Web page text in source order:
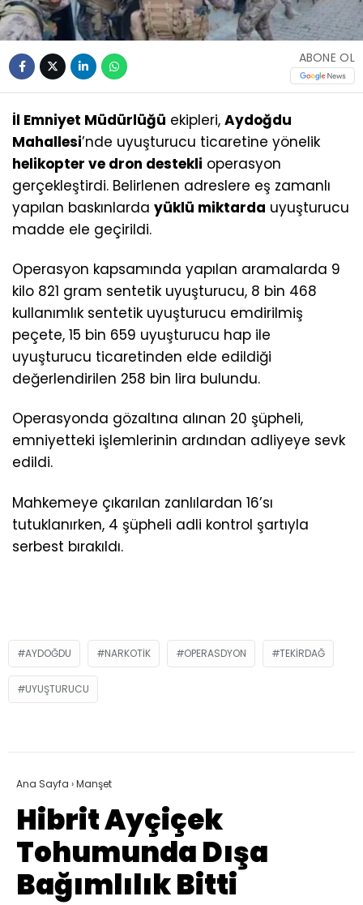
ABONE OL
İl Emniyet Müdürlüğü ekipleri, Aydoğdu
Mahallesi’nde uyuşturucu ticaretine yönelik
helikopter ve dron destekli operasyon
gerçekleştirdi. Belirlenen adreslere eş zamanlı
yapılan baskınlarda yüklü miktarda uyuşturucu
madde ele geçirildi.
Operasyon kapsamında yapılan aramalarda 9
kilo 821 gram sentetik uyuşturucu, 8 bin 468
kullanımlık sentetik uyuşturucu emdirilmiş
peçete, 15 bin 659 uyuşturucu hap ile
uyuşturucu ticaretinden elde edildiği
değerlendirilen 258 bin lira bulundu.
Operasyonda gözaltına alınan 20 şüpheli,
emniyetteki işlemlerinin ardından adliyeye sevk
edildi.
Mahkemeye çıkarılan zanlılardan 16’sı
tutuklanırken, 4 şüpheli adli kontrol şartıyla
serbest bırakıldı.
AYDOĞDU NARKOTIK OPERASDYON TEKIRDAĞ
UYUŞTURUCU
Ana Sayfa ›Manşet
Hibrit Ayçiçek
Tohumunda Dışa
Bağımlılık Bitti